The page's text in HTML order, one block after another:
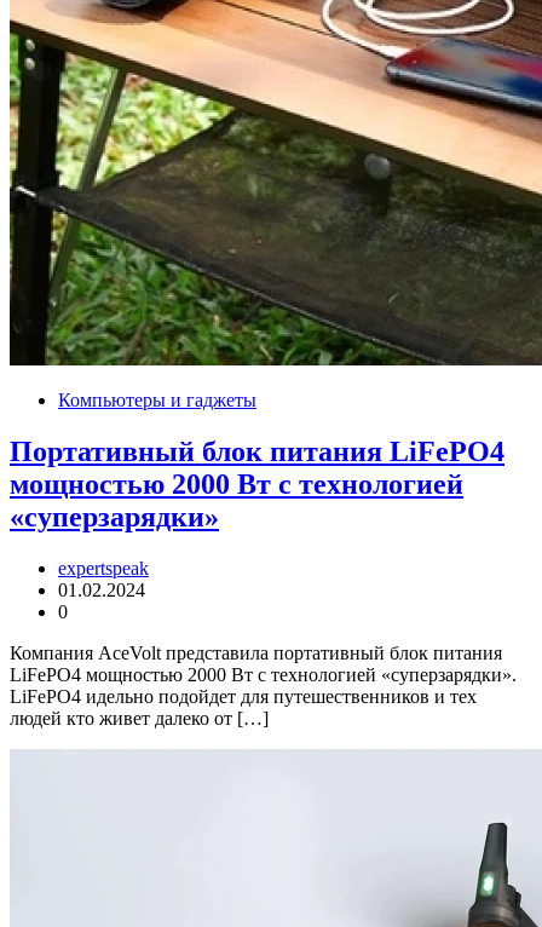
Компьютеры и гаджеты
Портативный блок питания LiFePO4
мощностью 2000 Вт с технологией
«суперзарядки»
expertspeak
01.02.2024
0
Компания AceVolt представила портативный блок питания
LiFePO4 мощностью 2000 Вт с технологией «суперзарядки».
LiFePO4 идельно подойдет для путешественников и тех
людей кто живет далеко от […]